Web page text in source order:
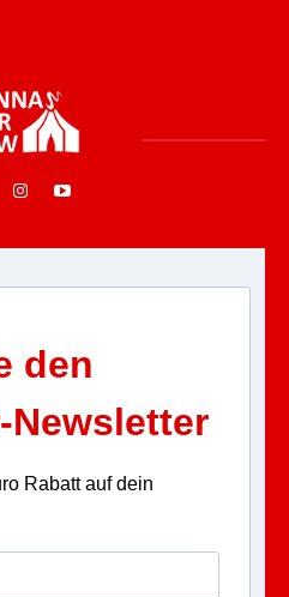
den
Newsletter
Rabatt auf dein